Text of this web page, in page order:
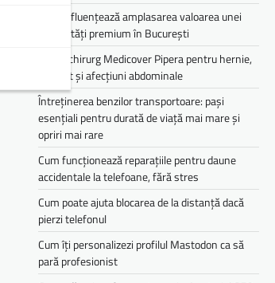
Cum influențează amplasarea valoarea unei
proprietăți premium în București
Medic chirurg Medicover Pipera pentru hernie,
colecist și afecțiuni abdominale
Întreținerea benzilor transportoare: pași
esențiali pentru durată de viață mai mare și
opriri mai rare
Cum funcționează reparațiile pentru daune
accidentale la telefoane, fără stres
Cum poate ajuta blocarea de la distanță dacă
pierzi telefonul
Cum îți personalizezi profilul Mastodon ca să
pară profesionist